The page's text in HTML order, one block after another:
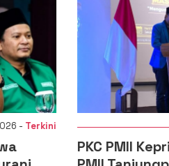
- Terkini
PKC PMII